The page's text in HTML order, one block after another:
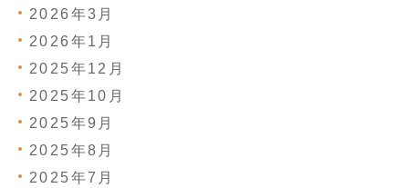
2026年3月
2026年1月
2025年12月
2025年10月
2025年9月
2025年8月
2025年7月